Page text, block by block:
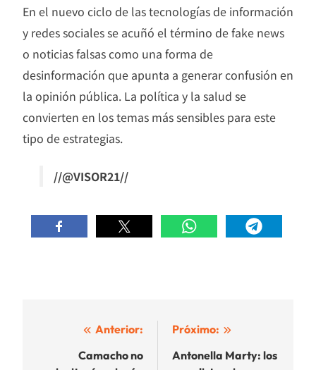
En el nuevo ciclo de las tecnologías de información
y redes sociales se acuñó el término de fake news
o noticias falsas como una forma de
desinformación que apunta a generar confusión en
la opinión pública. La política y la salud se
convierten en los temas más sensibles para este
tipo de estrategias.
//@VISOR21//
Navegación
Anterior:
Camacho no
Próximo:
Antonella Marty: los